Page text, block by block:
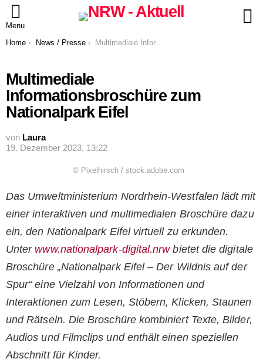
Menu
You are here:
Home News / Presse Multimediale Informationsbroschüre zum Nationalpark Eifel
Multimediale
Informationsbroschüre zum
Nationalpark Eifel
von Laura
19. Dezember 2023, 13:22
© Pixelhirsch / stock.adobe.com
Das Umweltministerium Nordrhein-Westfalen lädt mit
einer interaktiven und multimedialen Broschüre dazu
ein, den Nationalpark Eifel virtuell zu erkunden.
Unter www.nationalpark-digital.nrwbietet die digitale
Broschüre „Nationalpark Eifel – Der Wildnis auf der
Spur“ eine Vielzahl von Informationen und
Interaktionen zum Lesen, Stöbern, Klicken, Staunen
und Rätseln. Die Broschüre kombiniert Texte, Bilder,
Audios und Filmclips und enthält einen speziellen
Abschnitt für Kinder.